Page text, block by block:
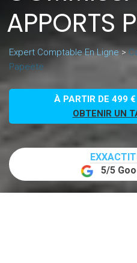
APPORTS
Expert Comptable En Ligne>
Papeete
À PARTIR DE 499
OBTENIR UN
5/5